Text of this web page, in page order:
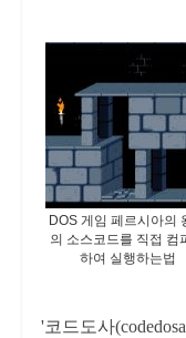
DOS 게임 페르시아의
의 소스코드를 직접 컴
하여 실행하는법
'코드도사